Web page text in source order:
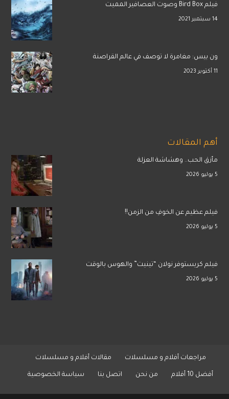
فيلم Bird Box وصوت العصافير المميت
14 سبتمبر 2021
ون بيس: مغامرة لا توصف في عالم القراصنة
11 أكتوبر 2023
أهم المقالات
مأزق الحب.. وهشاشة العزلة
5 يوليو 2026
فيلم عظيم عن الخوفِ من الزمن!!
5 يوليو 2026
فيلم كريستوفر نولان “تينيت” والهوس بالوقت
5 يوليو 2026
مراجعات أفلام و مسلسلات مقالات أفلام و مسلسلات
أفضل 10 أفلام من نحن اتصل بنا سياسة الخصوصية